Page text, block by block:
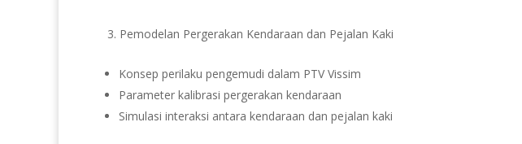
Pemodelan Pergerakan Kendaraan dan Pejalan Kaki
Konsep perilaku pengemudi dalam PTV Vissim
Parameter kalibrasi pergerakan kendaraan
Simulasi interaksi antara kendaraan dan pejalan kaki